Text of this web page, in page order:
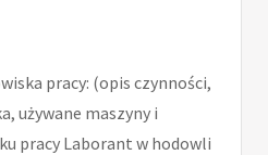
pracy: (opis czynności,
używane maszyny i
pracy Laborant w hodowli